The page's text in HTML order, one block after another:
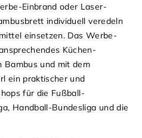
Einbrand oder Laser-
individuell veredeln
einsetzen. Das Werbe-
Küchen-
Bambus und mit dem
ein praktischer und
für die Fußball-
Handball-Bundesliga und die